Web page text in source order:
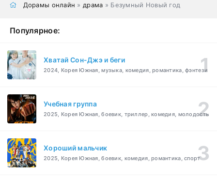
Дорамы онлайн » драма » Безумный Новый год
Популярное:
Хватай Сон-Джэ и беги
2024, Корея Южная, музыка, комедия, романтика, фэнтези
Учебная группа
2025, Корея Южная, боевик, триллер, комедия, молодость
Хороший мальчик
2025, Корея Южная, боевик, комедия, романтика, спорт